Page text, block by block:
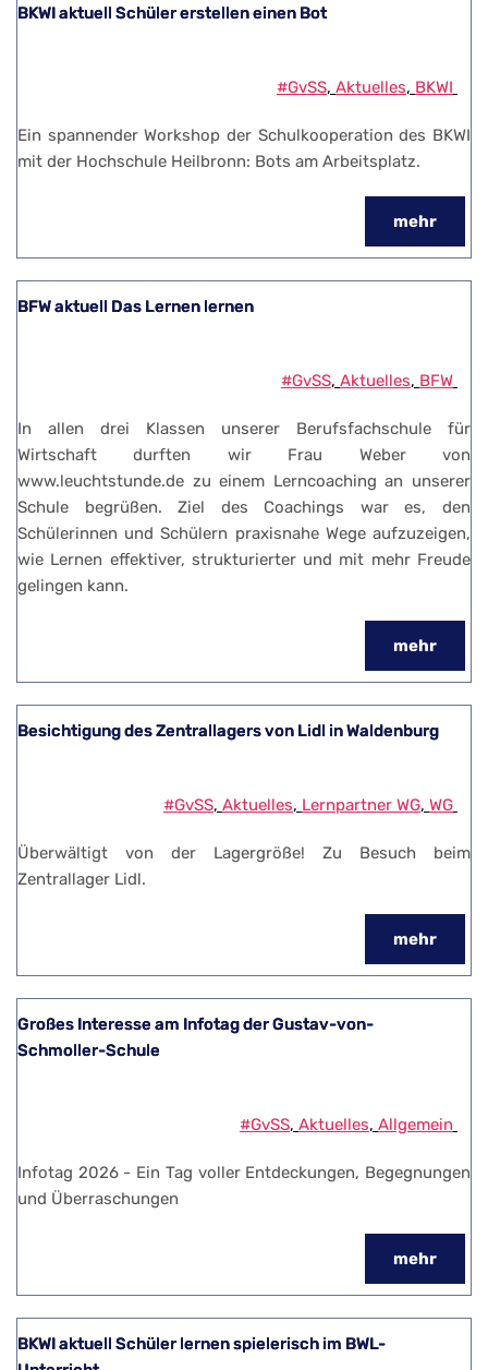
BKWI aktuell Schüler erstellen einen Bot
#GvSS, Aktuelles, BKWI
Ein spannender Workshop der Schulkooperation des BKWI
mit der Hochschule Heilbronn: Bots am Arbeitsplatz.
mehr
BFW aktuell Das Lernen lernen
#GvSS, Aktuelles, BFW
In allen drei Klassen unserer Berufsfachschule für
Wirtschaft durften wir Frau Weber von
www.leuchtstunde.de zu einem Lerncoaching an unserer
Schule begrüßen. Ziel des Coachings war es, den
Schülerinnen und Schülern praxisnahe Wege aufzuzeigen,
wie Lernen effektiver, strukturierter und mit mehr Freude
gelingen kann.
mehr
Besichtigung des Zentrallagers von Lidl in Waldenburg
#GvSS, Aktuelles, Lernpartner WG, WG
Überwältigt von der Lagergröße! Zu Besuch beim
Zentrallager Lidl.
mehr
Großes Interesse am Infotag der Gustav-von-
Schmoller-Schule
#GvSS, Aktuelles, Allgemein
Infotag 2026 - Ein Tag voller Entdeckungen, Begegnungen
und Überraschungen
mehr
BKWI aktuell Schüler lernen spielerisch im BWL-